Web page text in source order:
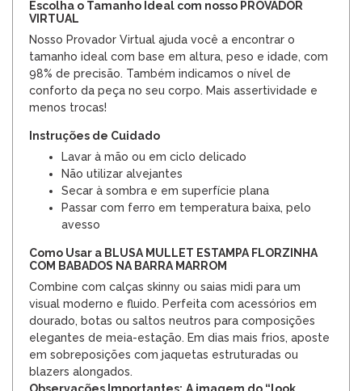
Escolha o Tamanho Ideal com nosso PROVADOR
VIRTUAL
Nosso Provador Virtual ajuda você a encontrar o
tamanho ideal com base em altura, peso e idade, com
98% de precisão. Também indicamos o nível de
conforto da peça no seu corpo. Mais assertividade e
menos trocas!
Instruções de Cuidado
Lavar à mão ou em ciclo delicado
Não utilizar alvejantes
Secar à sombra e em superfície plana
Passar com ferro em temperatura baixa, pelo
avesso
Como Usar a BLUSA MULLET ESTAMPA FLORZINHA
COM BABADOS NA BARRA MARROM
Combine com calças skinny ou saias midi para um
visual moderno e fluido. Perfeita com acessórios em
dourado, botas ou saltos neutros para composições
elegantes de meia-estação. Em dias mais frios, aposte
em sobreposições com jaquetas estruturadas ou
blazers alongados.